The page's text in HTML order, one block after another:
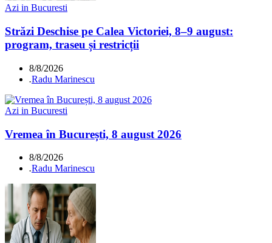
Azi in Bucuresti
Străzi Deschise pe Calea Victoriei, 8–9 august:
program, traseu și restricții
8/8/2026
.Radu Marinescu
Azi in Bucuresti
Vremea în București, 8 august 2026
8/8/2026
.Radu Marinescu